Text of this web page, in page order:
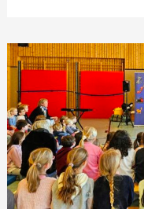
der
Grundschule
Schlierbach